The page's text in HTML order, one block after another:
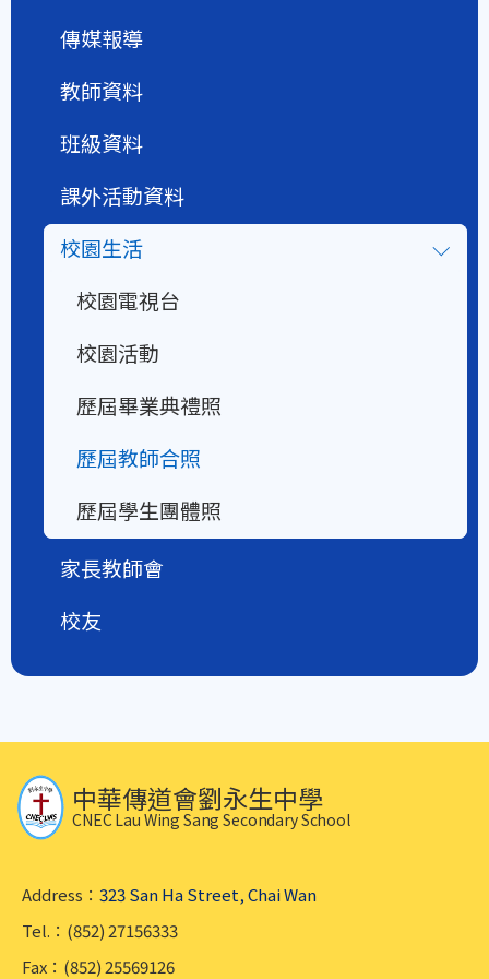
傳媒報導
教師資料
班級資料
課外活動資料
校園生活
校園電視台
校園活動
歷屆畢業典禮照
歷屆教師合照
歷屆學生團體照
家長教師會
校友
中華傳道會劉永生中學
CNEC Lau Wing Sang Secondary School
Address： 323 San Ha Street, Chai Wan
Tel.：(852) 27156333
Fax：(852) 25569126